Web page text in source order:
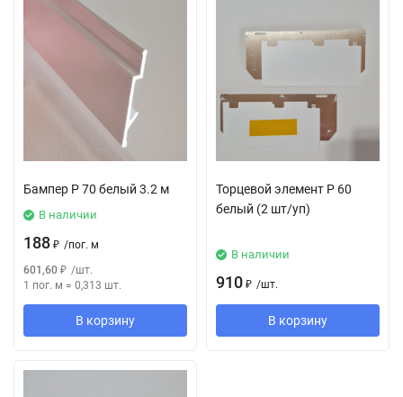
Бампер Р 70 белый 3.2 м
В наличии
188 ₽ /пог. м
601,60 ₽ /шт.
1 пог. м = 0,313 шт.
В корзину
Торцевой элемент Р 60
белый (2 шт/уп)
В наличии
910 ₽ /шт.
В корзину